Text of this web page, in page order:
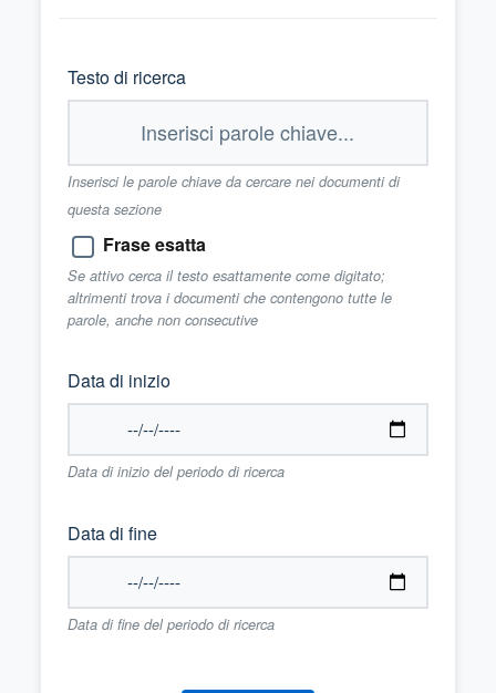
Testo di ricerca
Inserisci le parole chiave da cercare nei documenti di
questa sezione
Frase esatta
Se attivo cerca il testo esattamente come digitato;
altrimenti trova i documenti che contengono tutte le
parole, anche non consecutive
Data di inizio
Data di inizio del periodo di ricerca
Data di fine
Data di fine del periodo di ricerca